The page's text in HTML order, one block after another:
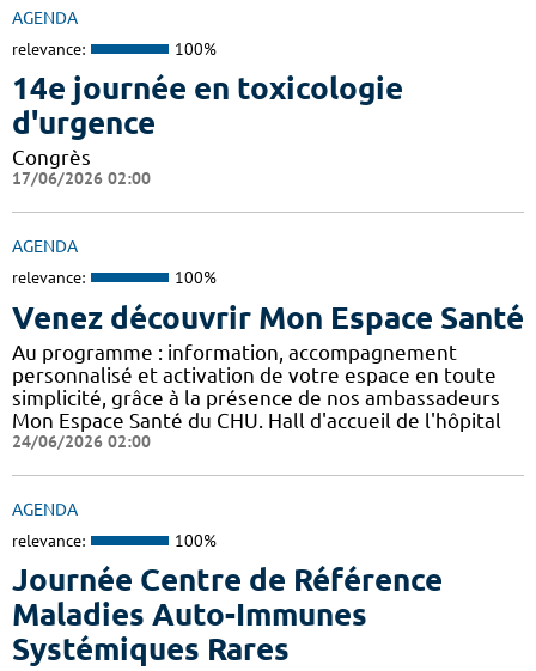
AGENDA
relevance: 100%
14e journée en toxicologie
d'urgence
Congrès
17/06/2026 02:00
AGENDA
relevance: 100%
Venez découvrir Mon Espace Santé
Au programme : information, accompagnement
personnalisé et activation de votre espace en toute
simplicité, grâce à la présence de nos ambassadeurs
Mon Espace Santé du CHU. Hall d'accueil de l'hôpital
24/06/2026 02:00
AGENDA
relevance: 100%
Journée Centre de Référence
Maladies Auto-Immunes
Systémiques Rares